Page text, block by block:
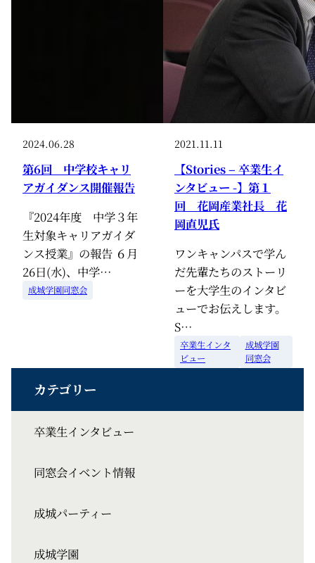
2024.06.28
第6回 中学校キャリ
アガイダンス開催報告
『2024年度 中学３年
生対象キャリアガイダ
ンス授業』の報告 ６月
26日(水)、中学…
成城学園同窓会
2021.11.11
【Stories – 卒業生イ
ンタビュー -】第１
回 花岡産業社長 花
岡直児氏
ワンキャンパスで学ん
だ先輩たちのストーリ
ーを大学生のインタビ
ューでお伝えします。
S…
卒業生インタ
ビュー
成城学園
同窓会
卒業生インタビュー
同窓会イベント情報
成城パーティー
成城学園